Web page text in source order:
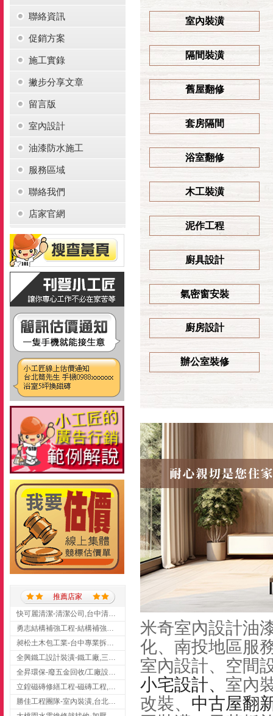
聯絡資訊
促銷方案
施工實錄
撇步分享文章
留言版
室內設計
油漆防水施工
服務區域
聯絡我們
店家官網
推薦店家
快可麗清潔-清潔公司,台中清潔公司,台中居家清潔
勇志結構補強工程-結構補強工程 ,桃園結構補強工程,龍潭結構補強工程
昶松土木包工業-台中專業拆除工程/挖土機出租
全興鐵工設計裝潢-鐵工廠,三峽鐵工廠,台北鐵工廠
全昇環保-廢五金回收/工廠設備收購/機械設備回收/高價收購廠房設備
立鍠磁磚修繕工程-磁磚工程,磁磚修補,新竹磁磚工程
勝佳工程團隊-室內裝潢,台北房屋裝修,三重室內裝修
室內裝潢
隔間裝潢
舊屋翻修
套房隔間
浴室翻修
木工裝潢
泥作工程
廚具設計
氣密窗安裝
廚房設計
辦公室裝修
米奇室內設計油
化、南投地區服
室內設計、空間
小宅設計、 室內
改裝、 中古屋翻